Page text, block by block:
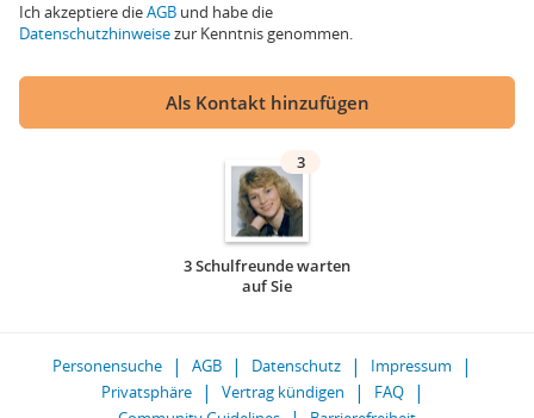
Ich akzeptiere dieAGB und habe die
Datenschutzhinweisezur Kenntnis genommen.
Als Kontakt hinzufügen
3
3 Schulfreunde warten
auf Sie
Personensuche AGB Datenschutz
Impressum
Privatsphäre
Vertrag kündigen
FAQ